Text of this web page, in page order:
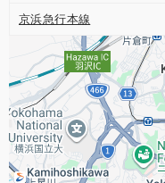
京浜急行本線